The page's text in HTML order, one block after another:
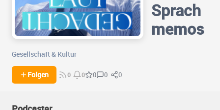
Sprach
memos
Gesellschaft & Kultur
Folgen 0 0 0 0 0